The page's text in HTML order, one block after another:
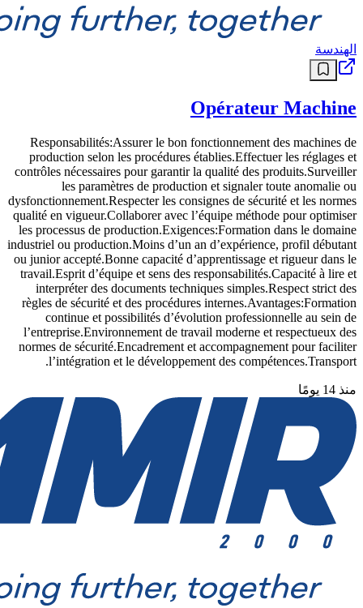
الهندسة
Opérateur Machine
Responsabilités:Assurer le bon fonctionnement des machines de
production selon les procédures établies.Effectuer les réglages et
contrôles nécessaires pour garantir la qualité des produits.Surveiller
les paramètres de production et signaler toute anomalie ou
dysfonctionnement.Respecter les consignes de sécurité et les normes
qualité en vigueur.Collaborer avec l’équipe méthode pour optimiser
les processus de production.Exigences:Formation dans le domaine
industriel ou production.Moins d’un an d’expérience, profil débutant
ou junior accepté.Bonne capacité d’apprentissage et rigueur dans le
travail.Esprit d’équipe et sens des responsabilités.Capacité à lire et
interpréter des documents techniques simples.Respect strict des
règles de sécurité et des procédures internes.Avantages:Formation
continue et possibilités d’évolution professionnelle au sein de
l’entreprise.Environnement de travail moderne et respectueux des
normes de sécurité.Encadrement et accompagnement pour faciliter
l’intégration et le développement des compétences.Transport.
منذ 14 يومًا